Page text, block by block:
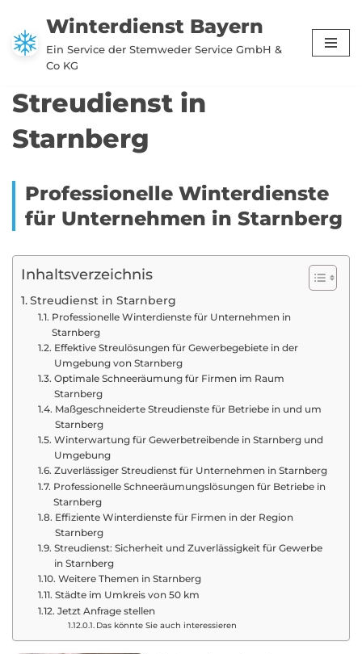
Zum
Inhalt
Winterdienst Bayern
Ein Service der Stemweder Service GmbH &
Co KG
Streudienst in
Starnberg
Professionelle Winterdienste
für Unternehmen in Starnberg
Inhaltsverzeichnis
Streudienst in Starnberg
Professionelle Winterdienste für Unternehmen in
Starnberg
Effektive Streulösungen für Gewerbegebiete in der
Umgebung von Starnberg
Optimale Schneeräumung für Firmen im Raum
Starnberg
Maßgeschneiderte Streudienste für Betriebe in und um
Starnberg
Winterwartung für Gewerbetreibende in Starnberg und
Umgebung
Zuverlässiger Streudienst für Unternehmen in Starnberg
Professionelle Schneeräumungslösungen für Betriebe in
Starnberg
Effiziente Winterdienste für Firmen in der Region
Starnberg
Streudienst: Sicherheit und Zuverlässigkeit für Gewerbe
in Starnberg
Weitere Themen in Starnberg
Städte im Umkreis von 50 km
Jetzt Anfrage stellen
Das könnte Sie auch interessieren